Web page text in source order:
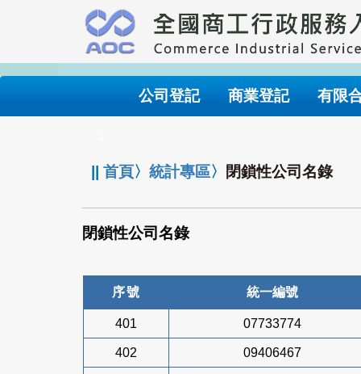
要
內
公司登記 商業登記 有限
||首頁〉統計專區〉 閉鎖性公司名錄
閉鎖性公司名錄
序號 統一編號
401 07733774
402 09406467